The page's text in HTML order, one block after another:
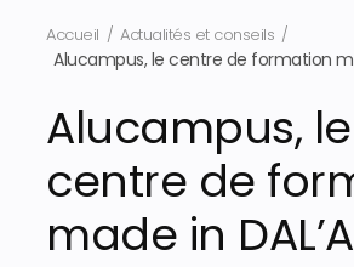
Accueil / Actualités et conseils /
Alucampus, le centre de formation
Alucampus, le
centre de
made in